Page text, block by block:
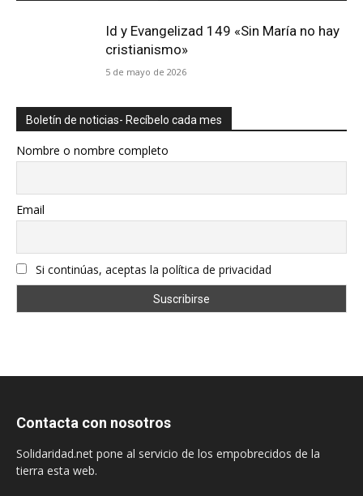
Id y Evangelizad 149 «Sin María no hay
cristianismo»
5 de mayo de 2026
Boletín de noticias- Recíbelo cada mes
Nombre o nombre completo
Email
Si continúas, aceptas la política de privacidad
Contacta con nosotros
Solidaridad.net pone al servicio de los empobrecidos de la
tierra esta web.